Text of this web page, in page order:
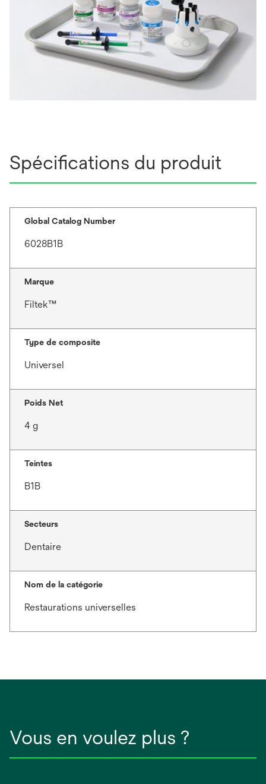
Spécifications du produit
Global Catalog Number
6028B1B
Marque
Filtek™
Type de composite
Universel
Poids Net
4 g
Teintes
B1B
Secteurs
Dentaire
Nom de la catégorie
Restaurations universelles
Vous en voulez plus ?